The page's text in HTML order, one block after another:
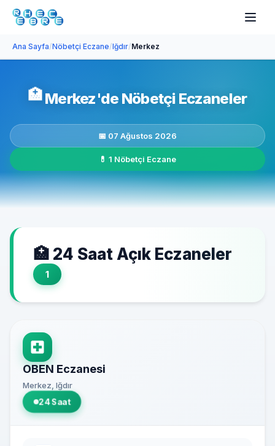
Ana Sayfa/Nöbetçi Eczane/Iğdır/Merkez
🏥Merkez'de Nöbetçi Eczaneler
📅 07 Ağustos 2026
💊 1 Nöbetçi Eczane
🏥 24 Saat Açık Eczaneler
1
OBEN Eczanesi
Merkez, Iğdır
24 Saat